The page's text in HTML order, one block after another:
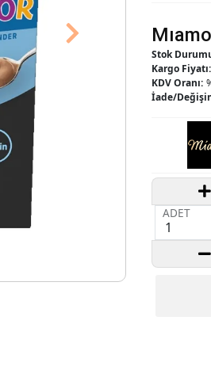
Next
Stok
Kargo Fiyatı:
KDV Oranı:
İade/
ADET